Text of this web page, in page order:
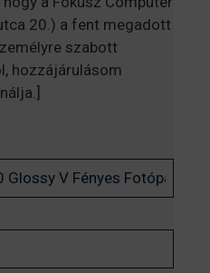
20.) a fent megadott
szabott
hozzájárulásom